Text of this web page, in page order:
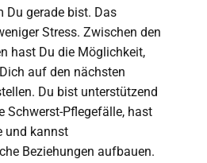
Du gerade bist. Das
Stress. Zwischen den
hast Du die Möglichkeit,
auf den nächsten
Du bist unterstützend
Schwerst-Pflegefälle, hast
und kannst
Beziehungen aufbauen.